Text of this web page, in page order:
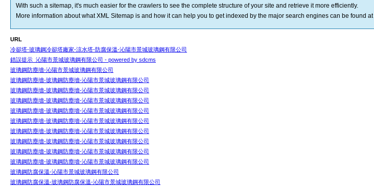
With such a sitemap, it's much easier for the crawlers to see the complete structure of your site and retrieve it more efficiently.
More information about whatXML Sitemap is and how it can help you to get indexed by the major search engines can be found at
URL
冷卻塔-玻璃鋼冷卻塔廠家-涼水塔-防腐保溫-沁陽市景城玻璃鋼有限公司
錯誤提示_沁陽市景城玻璃鋼有限公司 - powered by sdcms
玻璃鋼防塵墻-沁陽市景城玻璃鋼有限公司
玻璃鋼防塵墻-玻璃鋼防塵墻-沁陽市景城玻璃鋼有限公司
玻璃鋼防塵墻-玻璃鋼防塵墻-沁陽市景城玻璃鋼有限公司
玻璃鋼防塵墻-玻璃鋼防塵墻-沁陽市景城玻璃鋼有限公司
玻璃鋼防塵墻-玻璃鋼防塵墻-沁陽市景城玻璃鋼有限公司
玻璃鋼防塵墻-玻璃鋼防塵墻-沁陽市景城玻璃鋼有限公司
玻璃鋼防塵墻-玻璃鋼防塵墻-沁陽市景城玻璃鋼有限公司
玻璃鋼防塵墻-玻璃鋼防塵墻-沁陽市景城玻璃鋼有限公司
玻璃鋼防塵墻-玻璃鋼防塵墻-沁陽市景城玻璃鋼有限公司
玻璃鋼防塵墻-玻璃鋼防塵墻-沁陽市景城玻璃鋼有限公司
玻璃鋼防腐保溫-沁陽市景城玻璃鋼有限公司
玻璃鋼防腐保溫-玻璃鋼防腐保溫-沁陽市景城玻璃鋼有限公司